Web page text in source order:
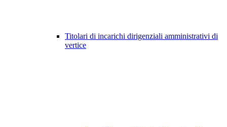
Titolari di incarichi dirigenziali amministrativi di
vertice